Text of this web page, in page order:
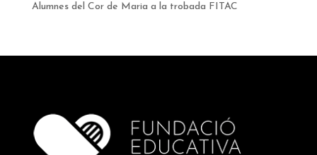
Alumnes del Cor de Maria a la trobada FITAC